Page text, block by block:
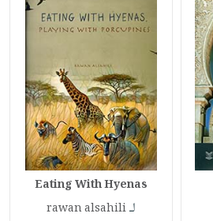
Eating With Hyenas
لـrawan alsahili